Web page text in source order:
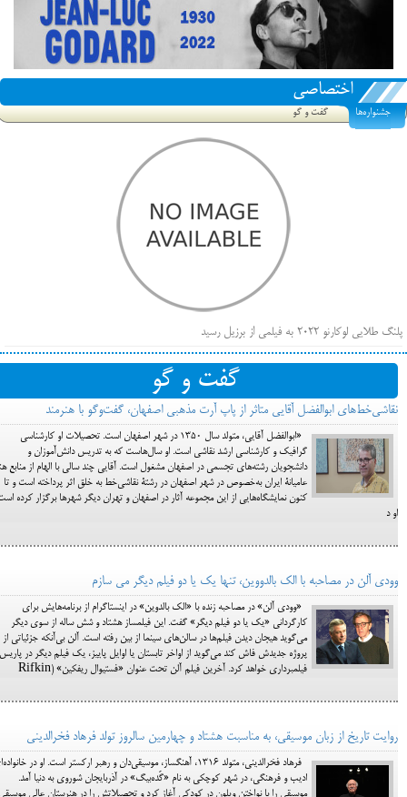
اختصاصی
جشنواره‌ها گفت و گو
پلنگ طلایی لوکارنو ۲۰۲۲ به فیلمی از برزیل رسید
فهرست فیلم‌های بخش مسابقه جشنواره فیلم ونیز ۲۰۲۲ مشخص شد، سهم پررنگ ایرانی‌ها
بیرون راندن فیلم‌های منتسب به حامیان کرملین از جشنواره کن، راه برای مستقل‌ها باز است
گفت و گو
نقاشی‌خط‌های ابوالفضل آقایی متاثر از پاپ آرت مذهبی اصفهان، گفت‌وگو با هنرمند
«ابوالفضل آقایی، متولد سال ۱۳۵۰ در شهر اصفهان است. تحصیلات او کارشناسی
گرافیک و کارشناسی ارشد نقاشی است. او سال‌هاست که به تدریس دانش‌آموزان و
دانشجویان رشته‌های تجسمی در اصفهان مشغول است. آقایی چند سالی با الهام از منابع
عامیانۀ ایران به‌خصوص در شهر اصفهان در رشتۀ نقاشی‌خط به خلق اثر پرداخته است و تا
کنون نمایشگاه‌هایی از این مجموعه آثار در اصفهان و تهران دیگر شهرها برگزار کرده
او د
وودی آلن در مصاحبه با الک بالدووین، تنها یک یا دو فیلم دیگر می سازم
«وودی آلن» در مصاحبه زنده با «الک بالدوین» در اینستاگرام از برنامه‌هایش برای
کارگردانی «یک یا دو فیلم دیگر» گفت. این فیلمساز هشتاد و شش ساله از سوی دیگر
می‌گوید هیجان دیدن فیلم‌ها در سالن‌های سینما از بین رفته است. آلن بی‌آنکه جزئیاتی از
پروژه جدیدش فاش کند می‌گوید از اواخر تابستان یا اوایل پاییز، یک فیلم دیگر در پاریس
فیلمبرداری خواهد کرد. آخرین فیلم آلن تحت عنوان «فستیوال ریفکین» (Rifkin
روایت تاریخ از زبان موسیقی، به مناسبت هشتاد و چهارمین سالروز تولد فرهاد فخرالدینی
فرهاد فخرالدینی، متولد ۱۳۱۶، آهنگساز، موسیقی‌دان و رهبر ارکستر است. او در
ادیب و فرهنگی، در شهر کوچکی به نام «گَده‌بیگ» در آذربایجان شوروی به دنیا آمد.
موسیقی را با نواختن ویلون در کودکی آغاز کرد و تحصیلاتش را در هنرستان عالی